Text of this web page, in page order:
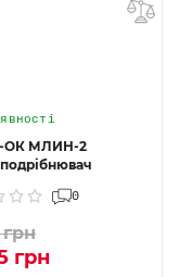
МЛИН-2
0
грн
грн